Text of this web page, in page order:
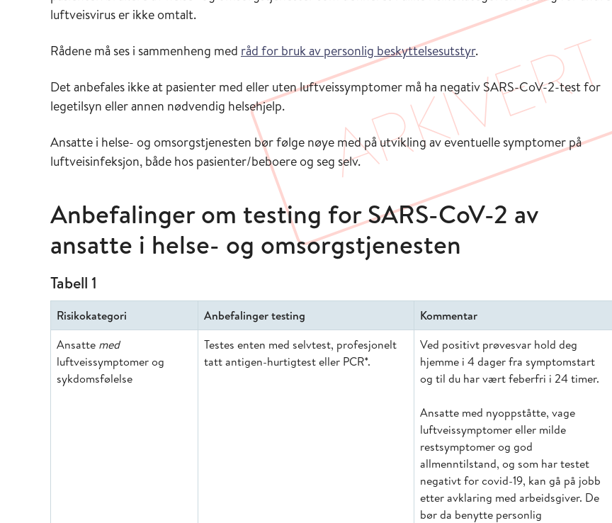
luftveisvirus er ikke omtalt.
Rådene må ses i sammenheng med råd for bruk av personlig beskyttelsesutstyr.
Det anbefales ikke at pasienter med eller uten luftveissymptomer må ha negativ SARS-CoV-2-test for
legetilsyn eller annen nødvendig helsehjelp.
Ansatte i helse- og omsorgstjenesten bør følge nøye med på utvikling av eventuelle symptomer på
luftveisinfeksjon, både hos pasienter/beboere og seg selv.
Anbefalinger om testing for SARS-CoV-2 av
ansatte i helse- og omsorgstjenesten
Tabell 1
Risikokategori Anbefalinger testing
Kommentar
Ansatte med
luftveissymptomer og
sykdomsfølelse
Testes enten med selvtest, profesjonelt
tatt antigen-hurtigtest eller PCR*.
Ved positivt prøvesvar hold deg
hjemme i 4 dager fra symptomstart
og til du har vært feberfri i 24 timer.
Ansatte med nyoppståtte, vage
luftveissymptomer eller milde
restsymptomer og god
allmenntilstand, og som har testet
negativt for covid-19, kan gå på jobb
etter avklaring med arbeidsgiver. De
bør da benytte personlig